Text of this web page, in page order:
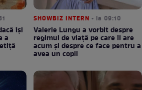
își
a
SHOWBIZ INTERN • la 09:10
Valerie Lungu a vorbit despre
regimul de viață pe care îl are
acum și despre ce face pentru a
avea un copil